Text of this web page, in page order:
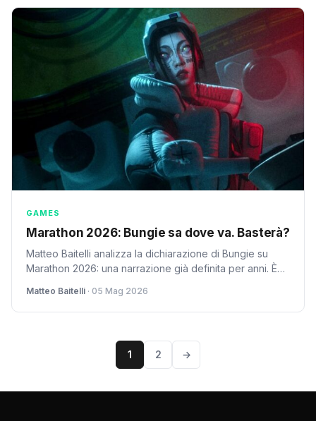
GAMES
Marathon 2026: Bungie sa dove va. Basterà?
Matteo Baitelli analizza la dichiarazione di Bungie su
Marathon 2026: una narrazione già definita per anni. È
Matteo Baitelli · 05 Mag 2026
1 2 →